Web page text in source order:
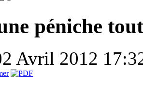
péniche
Avril 2012